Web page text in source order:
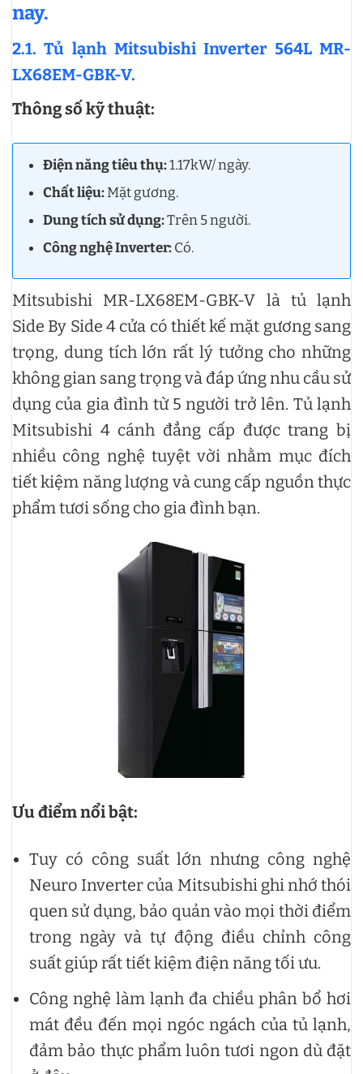
nay.
2.1. Tủ lạnh Mitsubishi Inverter 564L MR-
LX68EM-GBK-V.
Thông số kỹ thuật:
Điện năng tiêu thụ:1.17kW/ ngày.
Chất liệu:Mặt gương.
Dung tích sử dụng:Trên 5 người.
Công nghệ Inverter:Có.
Mitsubishi MR-LX68EM-GBK-V là tủ lạnh
Side By Side 4 cửa có thiết kế mặt gương sang
trọng, dung tích lớn rất lý tưởng cho những
không gian sang trọng và đáp ứng nhu cầu sử
dụng của gia đình từ 5 người trở lên. Tủ lạnh
Mitsubishi 4 cánh đẳng cấp được trang bị
nhiều công nghệ tuyệt vời nhằm mục đích
tiết kiệm năng lượng và cung cấp nguồn thực
phẩm tươi sống cho gia đình bạn.
Ưu điểm nổi bật:
Tuy có công suất lớn nhưng công nghệ
Neuro Inverter của Mitsubishi ghi nhớ thói
quen sử dụng, bảo quản vào mọi thời điểm
trong ngày và tự động điều chỉnh công
suất giúp rất tiết kiệm điện năng tối ưu.
Công nghệ làm lạnh đa chiều phân bổ hơi
mát đều đến mọi ngóc ngách của tủ lạnh,
đảm bảo thực phẩm luôn tươi ngon dù đặt